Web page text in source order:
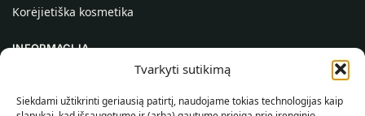
Tvarkyti sutikimą
Siekdami užtikrinti geriausią patirtį, naudojame tokias technologijas kaip
Korėjietiška kosmetika
INFORMACIJA
Kontaktai